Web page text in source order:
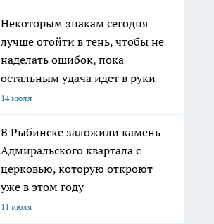
Некоторым знакам сегодня
лучше отойти в тень, чтобы не
наделать ошибок, пока
остальным удача идет в руки
14 июля
В Рыбинске заложили камень
Адмиральского квартала с
церковью, которую откроют
уже в этом году
11 июля